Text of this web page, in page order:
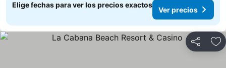
Elige fechas para ver los precios exactos
Ver precios
Compartir